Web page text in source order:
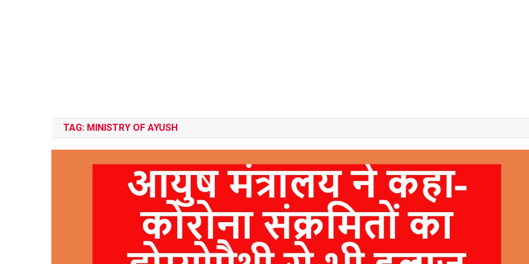
TAG: MINISTRY OF AYUSH